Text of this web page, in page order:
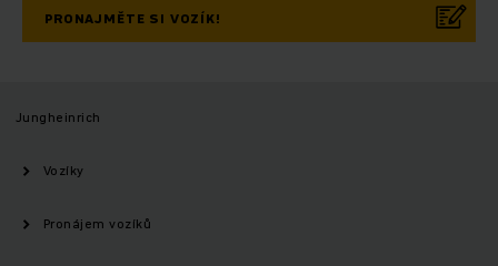
PRONAJMĚTE SI VOZÍK!
Jungheinrich
Vozíky
Pronájem vozíků